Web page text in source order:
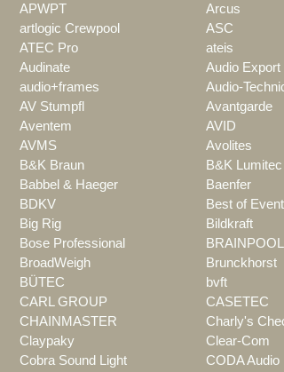
APWPT Arcus
artlogic Crewpool ASC
ATEC Pro ateis
Audinate Audio Export
audio+frames Audio-
AV Stumpfl Avantgarde
Aventem AVID
AVMS Avolites
B&K Braun B&K Lumitec
Babbel & Haeger Baenfer
BDKV Best of
Big Rig Bildkraft
Bose Professional BRAINPOOL
BroadWeigh Brunckhorst
BÜTEC bvft
CARL GROUP CASETEC
CHAINMASTER Charly's
Claypaky Clear-Com
Cobra Sound Light CODA Audio